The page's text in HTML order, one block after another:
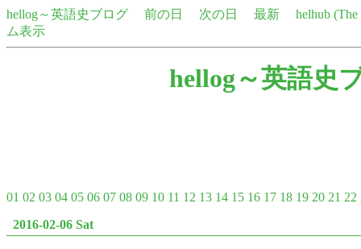
hellog～英語史ブログ 前の日 次の日 最新
helhub
ム表示
hellog～英語史
01 02 03 04 05 06 07 08 09 10 11 12 13 14 15 16 17 18 19 20 21 22
2016-02-06 Sat